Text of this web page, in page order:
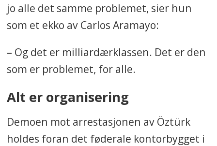
jo alle det samme problemet, sier hun
som et ekko av Carlos Aramayo:
– Og det er milliardærklassen. Det er den
som er problemet, for alle.
Alt er organisering
Demoen mot arrestasjonen av Öztürk
holdes foran det føderale kontorbygget i